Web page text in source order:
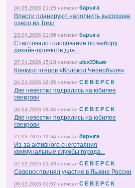
04.05.2026 21:25 написал барыга
Власти планируют наполнить высохшее
озеро из Томи
23.04.2026 21:39 написал барыга
Стартовало голосование по выбору
дизайн-проектов для...
07.04.2026 15:18 написал alex33kaw
Конкурс чтецов «Колокол Чернобыля»
04.04.2026 18:35 написал С Е В Е Р С К
Две невестки подрались на юбилее
свекрови
04.04.2026 18:34 написал С Е В Е Р С К
Две невестки подрались на юбилее
свекрови
27.03.2026 19:54 написал барыга
Из-за активного снеготаяния
коммунальные службы города...
07.03.2026 22:33 написал С Е В Е Р С К
Северск принял участие в Лыжне России
06.03.2026 00:57 написал С Е В Е Р С К